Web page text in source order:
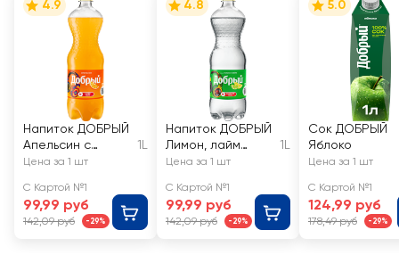
4.9
Напиток ДОБРЫЙ
Апельсин с
витамином С
ный
1L
Цена за 1 шт
С Картой №1
99,99 руб
142,09 руб -29%
4.8
Напиток ДОБРЫЙ
Лимон, лайм
сильногазирован
1L
Цена за 1 шт
С Картой №1
99,99 руб
142,09 руб -29%
5.0
Сок ДОБРЫЙ
Яблоко
Цена за 1 шт
С Картой №1
124,99 руб
178,49 руб -29%